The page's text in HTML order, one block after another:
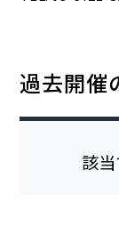
過去開催
該